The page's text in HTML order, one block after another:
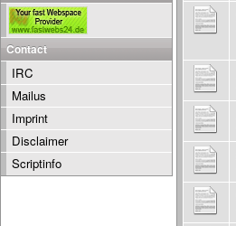
Contact
IRC
Mailus
Imprint
Disclaimer
Scriptinfo